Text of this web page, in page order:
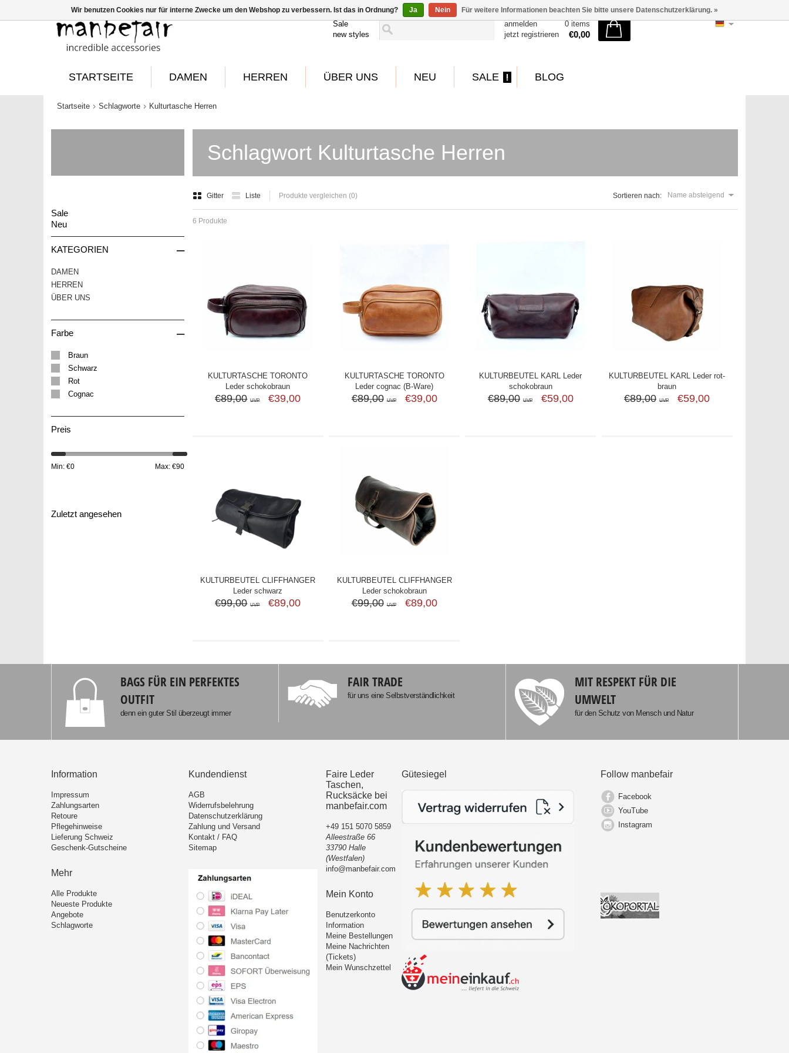
Sale
new styles
anmelden
jetzt registrieren
0 items
€0,00
STARTSEITE DAMEN HERREN ÜBER UNS NEU SALE BLOG
Startseite Schlagworte Kulturtasche Herren
Schlagwort Kulturtasche Herren
Gitter Liste Produkte vergleichen (0) Sortieren nach: Name absteigend
6 Produkte
KULTURTASCHE TORONTO
Leder schokobraun
€89,00 UVP €39,00
KULTURTASCHE TORONTO
Leder cognac (B-Ware)
€89,00 UVP €39,00
KULTURBEUTEL KARL Leder
schokobraun
€89,00 UVP €59,00
KULTURBEUTEL KARL Leder rot-
braun
€89,00 UVP €59,00
KULTURBEUTEL CLIFFHANGER
Leder schwarz
€99,00 UVP €89,00
KULTURBEUTEL CLIFFHANGER
Leder schokobraun
€99,00 UVP €89,00
Sale
Neu
KATEGORIEN –
DAMEN
HERREN
ÜBER UNS
Farbe –
Braun
Schwarz
Rot
Cognac
Preis
Min: €0 Max: €90
Zuletzt angesehen
BAGS FÜR EIN PERFEKTES
OUTFIT
denn ein guter Stil überzeugt immer
FAIR TRADE
für uns eine Selbstverständlichkeit
MIT RESPEKT FÜR DIE
UMWELT
für den Schutz von Mensch und Natur
Information
Impressum
Zahlungsarten
Retoure
Pflegehinweise
Lieferung Schweiz
Geschenk-Gutscheine
Mehr
Alle Produkte
Neueste Produkte
Angebote
Schlagworte
Kundendienst
AGB
Widerrufsbelehrung
Datenschutzerklärung
Zahlung und Versand
Kontakt / FAQ
Sitemap
Faire Leder
Taschen,
Rucksäcke bei
manbefair.com
+49 151 5070 5859
Alleestraße 66
33790 Halle
(Westfalen)
info@manbefair.com
Mein Konto
Benutzerkonto
Information
Meine Bestellungen
Meine Nachrichten
(Tickets)
Mein Wunschzettel
Gütesiegel Follow manbefair
Facebook
YouTube
Instagram
Wir benutzen Cookies nur für interne Zwecke um den Webshop zu verbessern. Ist das in Ordnung? Ja Nein Für weitere Informationen beachten Sie bitte unsere Datenschutzerklärung. »